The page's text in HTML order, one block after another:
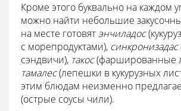
Кроме этого буквально на каждом
можно найти небольшие
на месте готовятэнчиладос
с морепродуктами), синкронизадас
сэндвичи), такос(фаршированные
тамалес(лепешки в кукурузных
этим блюдам неизменно
(острые соусы чили).